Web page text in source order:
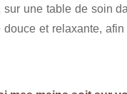
sur une table de soin
et relaxante, afin